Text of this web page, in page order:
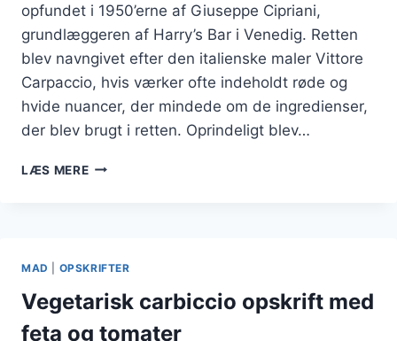
opfundet i 1950’erne af Giuseppe Cipriani,
grundlæggeren af Harry’s Bar i Venedig. Retten
blev navngivet efter den italienske maler Vittore
Carpaccio, hvis værker ofte indeholdt røde og
hvide nuancer, der mindede om de ingredienser,
der blev brugt i retten. Oprindeligt blev…
LÆS MERECARPACCIO
LEJLIGHEDER
MAD OPSKRIFTER
Vegetarisk carbiccio opskrift med
feta og tomater